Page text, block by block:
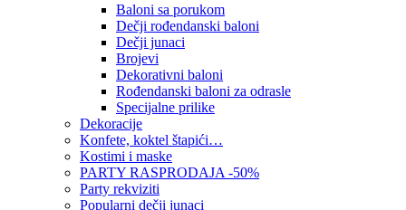
Baloni sa porukom
Dečji rođendanski baloni
Dečji junaci
Brojevi
Dekorativni baloni
Rođendanski baloni za odrasle
Specijalne prilike
Dekoracije
Konfete, koktel štapići…
Kostimi i maske
PARTY RASPRODAJA -50%
Party rekviziti
Popularni dečji junaci